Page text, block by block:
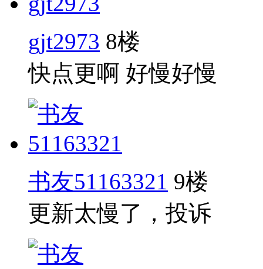
gjt2973 8楼
快点更啊 好慢好慢
书友51163321 9楼
更新太慢了，投诉